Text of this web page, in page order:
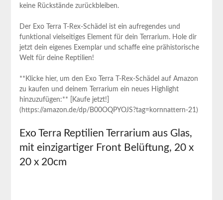
keine Rückstände zurückbleiben.
Der Exo Terra T-Rex-Schädel ist ein aufregendes und
funktional vielseitiges Element für dein Terrarium. Hole dir
jetzt dein eigenes Exemplar und schaffe eine prähistorische
Welt für deine Reptilien!
**Klicke hier, um den Exo Terra T-Rex-Schädel auf Amazon
zu kaufen und deinem Terrarium ein neues Highlight
hinzuzufügen:** [Kaufe jetzt!]
(https://amazon.de/dp/B00OQPYOJS?tag=kornnattern-21)
Exo Terra Reptilien Terrarium aus Glas,
mit einzigartiger Front Belüftung, 20 x
20 x 20cm